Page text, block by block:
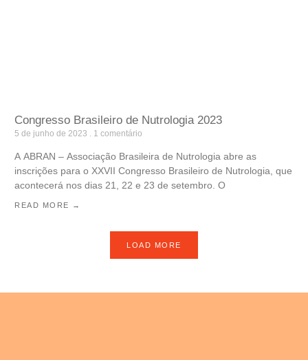
Congresso Brasileiro de Nutrologia 2023
5 de junho de 2023 1 comentário
A ABRAN – Associação Brasileira de Nutrologia abre as
inscrições para o XXVII Congresso Brasileiro de Nutrologia, que
acontecerá nos dias 21, 22 e 23 de setembro. O
READ MORE →
LOAD MORE